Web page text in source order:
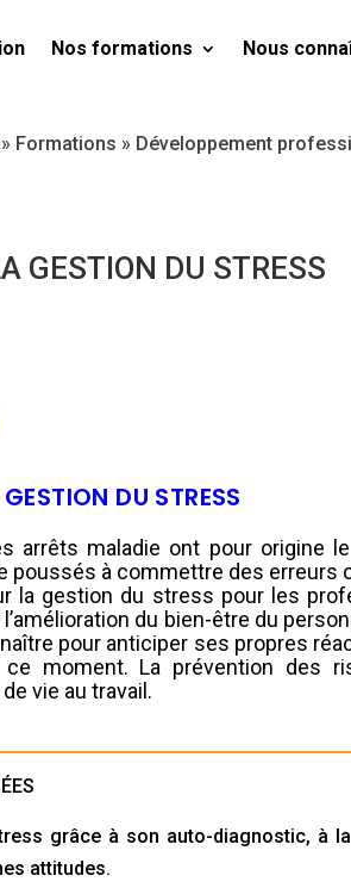
Nos formations Nous
» Formations » Développement
GESTION DU STRESS
DU STRESS
arrêts maladie ont pour origine
poussés à commettre des erreurs
la gestion du stress pour les
du bien-être du
pour anticiper ses propres
moment. La prévention des
vie au travail.
grâce à son auto-diagnostic, à
attitudes.